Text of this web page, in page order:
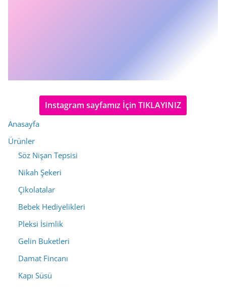
Instagram sayfamız İçin TIKLAYINIZ
Anasayfa
Ürünler
Söz Nişan Tepsisi
Nikah Şekeri
Çikolatalar
Bebek Hediyelikleri
Pleksi İsimlik
Gelin Buketleri
Damat Fincanı
Kapı Süsü